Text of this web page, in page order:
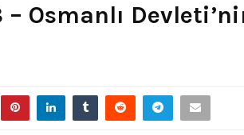
Osmanlı